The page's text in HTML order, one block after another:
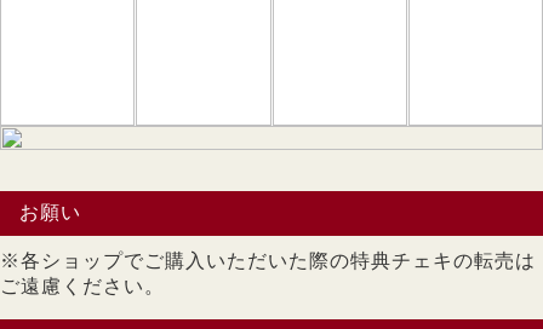
お願い
※各ショップでご購入いただいた際の特典チェキの転売は
ご遠慮ください。